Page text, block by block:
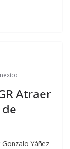
Atraer
Yáñez